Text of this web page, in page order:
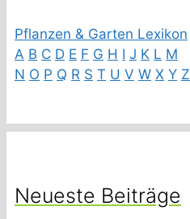
Pflanzen & Garten Lexikon
A B C D E F G H I J K L M
N O P Q R S T U V W X Y Z
Neueste Beiträge